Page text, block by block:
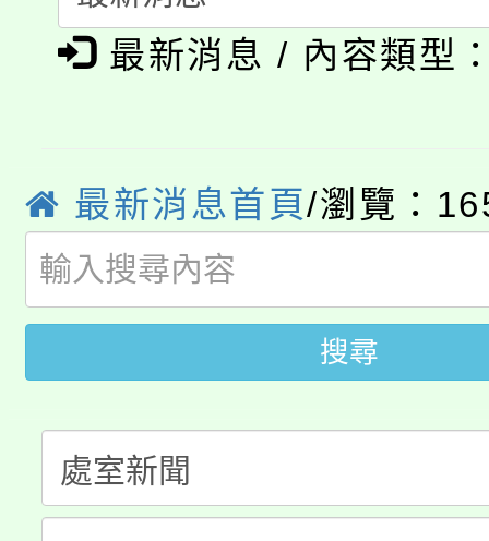
程
「本色祭」8/29、30在
場熱烈登場!
8/21下午1時於龍潭區
局官網。
8月14至27日，桃園電
開!
115年桃園市運動會8/
田徑場及游泳池舉行。
桃園市低收入戶享有免
視費優惠，中低收入戶
者。
大園自造教育及科技
份教師研習
淨零綠生活教案入校路
會
115年食農教育專業人
最新消息 / 內容類型
最新消息首頁/瀏覽：
搜尋